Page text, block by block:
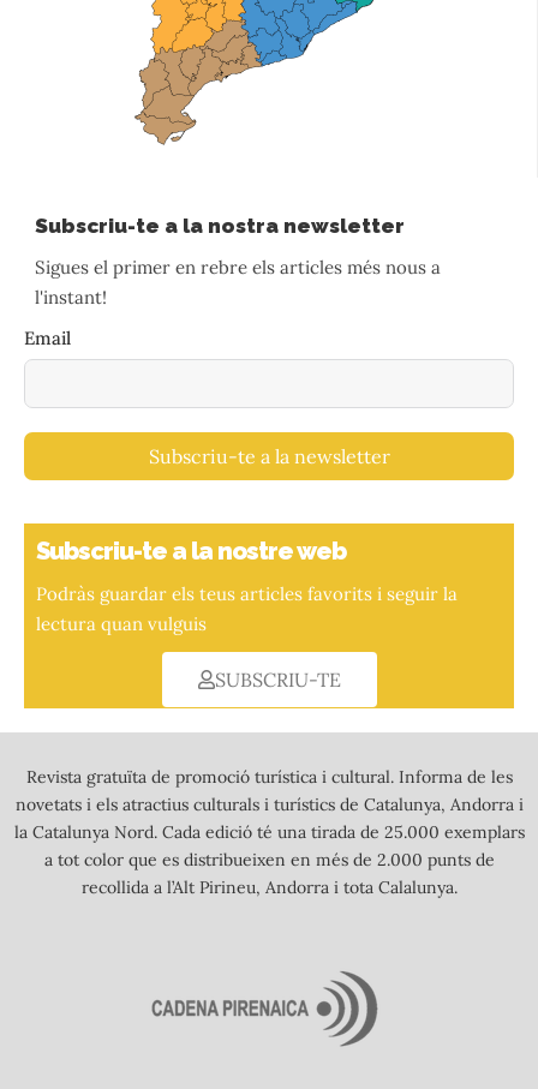
Subscriu-te a la nostra newsletter
Sigues el primer en rebre els articles més nous a
l'instant!
Email
Subscriu-te a la newsletter
Subscriu-te a la nostre web
Podràs guardar els teus articles favorits i seguir la
lectura quan vulguis
SUBSCRIU-TE
Revista gratuïta de promoció turística i cultural. Informa de les
novetats i els atractius culturals i turístics de Catalunya, Andorra i
la Catalunya Nord. Cada edició té una tirada de 25.000 exemplars
a tot color que es distribueixen en més de 2.000 punts de
recollida a l’Alt Pirineu, Andorra i tota Calalunya.